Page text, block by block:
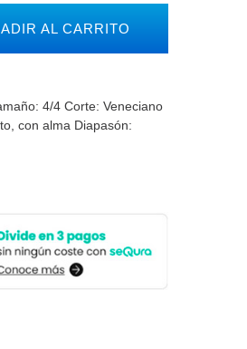
AL CARRITO
4/4 Corte: Veneciano
con alma Diapasón: